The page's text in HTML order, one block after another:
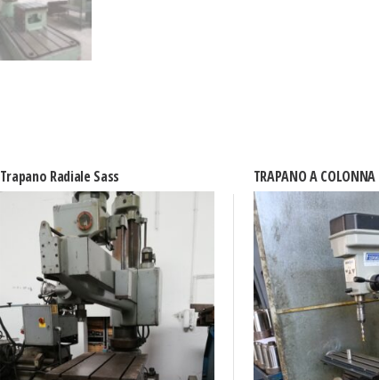
Trapano Radiale Sass TRAPANO A COLONNA